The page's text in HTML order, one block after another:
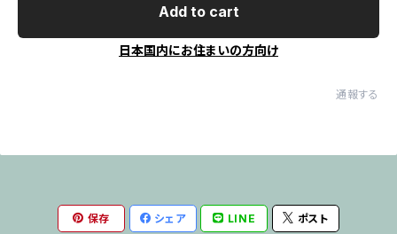
Add to cart
日本国内にお住まいの方向け
通報する
保存 シェア LINE ポスト